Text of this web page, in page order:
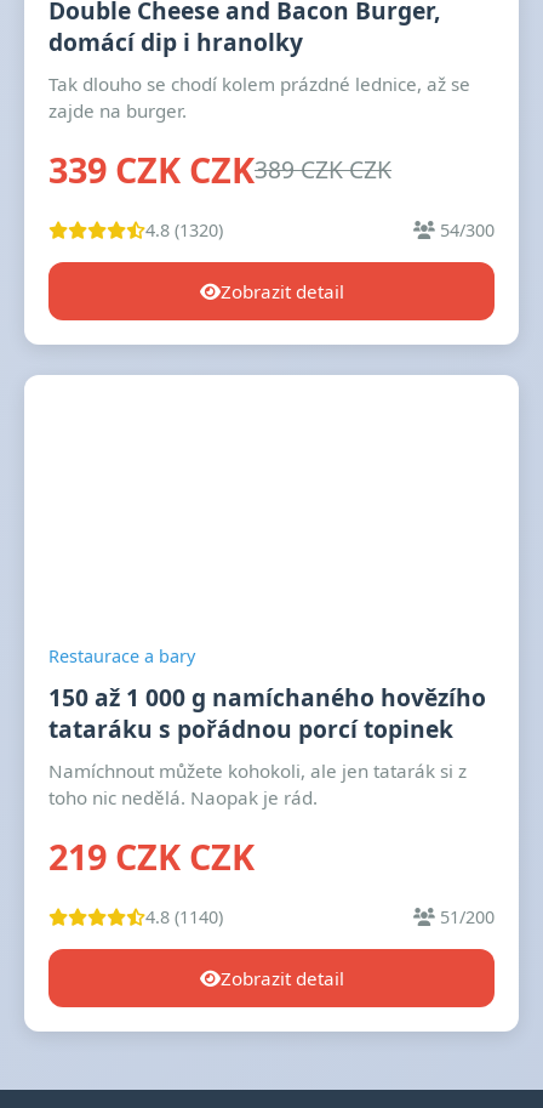
Double Cheese and Bacon Burger,
domácí dip i hranolky
Tak dlouho se chodí kolem prázdné lednice, až se
zajde na burger.
339 CZK CZK389 CZK CZK
4.8 (1320) 54/300
Zobrazit detail
Restaurace a bary
150 až 1 000 g namíchaného hovězího
tataráku s pořádnou porcí topinek
Namíchnout můžete kohokoli, ale jen tatarák si z
toho nic nedělá. Naopak je rád.
219 CZK CZK
4.8 (1140) 51/200
Zobrazit detail